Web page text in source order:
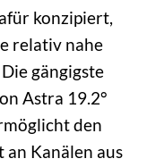
konzipiert,
relativ nahe
gängigste
Astra 19.2°
den
Kanälen aus